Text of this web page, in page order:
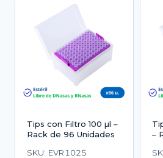
Tips con Filtro 100 µl –
Rack de 96 Unidades
SKU: EVR1025
–